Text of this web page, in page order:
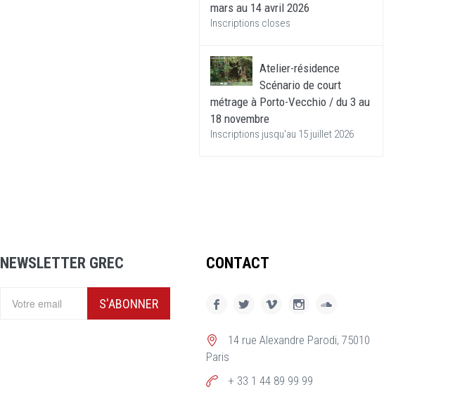
mars au 14 avril 2026
Inscriptions closes
Atelier-résidence
Scénario de court
métrage à Porto-Vecchio / du 3 au
18 novembre
Inscriptions jusqu'au 15 juillet 2026
NEWSLETTER GREC
S'ABONNER
CONTACT
14 rue Alexandre Parodi, 75010
Paris
+ 33 1 44 89 99 99